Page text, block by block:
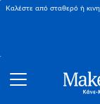
Καλέστε από σταθερό ή